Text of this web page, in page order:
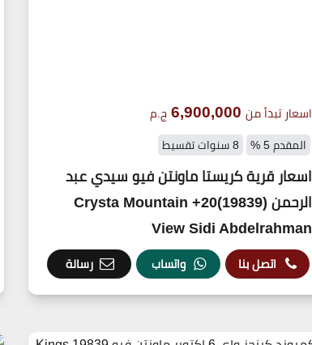
اسعار تبدأ من 6,900,000 ج.م
المقدم 5 % 8 سنوات تقسيط
اسعار قرية كريستا ماونتن فيو سيدي عبد
الرحمن (19839)20+ Crysta Mountain
View Sidi Abdelrahman
اتصل بنا واتساب رسالة